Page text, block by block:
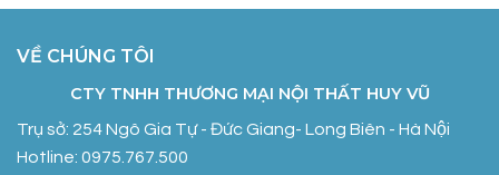
VỀ CHÚNG TÔI
CTY TNHH THƯƠNG MẠI NỘI THẤT HUY VŨ
Trụ sở: 254 Ngô Gia Tự - Đức Giang- Long Biên - Hà Nội
Hotline: 0975.767.500